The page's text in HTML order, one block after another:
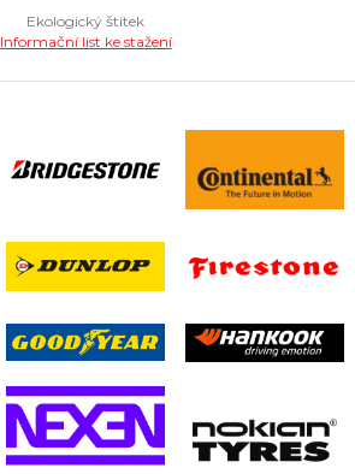
Ekologický štítek
Informační list ke stažení